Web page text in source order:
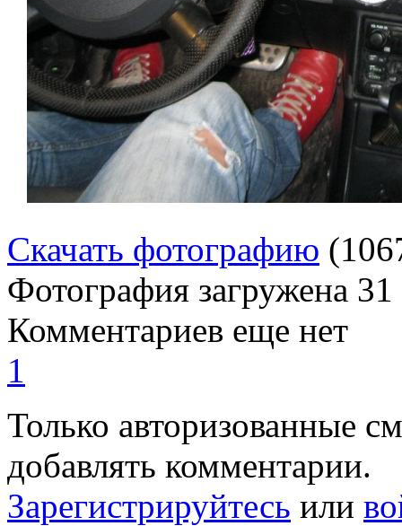
Скачать фотографию
Фотография загружена
Комментариев еще нет
1
Только авторизованные
добавлять комментарии.
Зарегистрируйтесь или